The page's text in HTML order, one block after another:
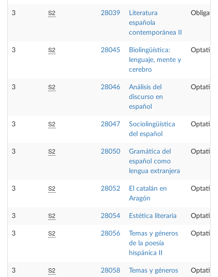
3 S2 28039
Literatura
española
contemporánea II
3 S2 28045
Biolingüística:
lenguaje, mente y
cerebro
Optativa
3 S2 28046
Análisis del
discurso en
español
Optativa
3 S2 28047
Sociolingüística
del español
Optativa
3 S2 28050
Gramática del
español como
lengua extranjera
Optativa
3 S2 28052
El catalán en
Aragón
Optativa
3 S2 28054 Estética literaria Optativa
3 S2 28056
Temas y géneros
de la poesía
hispánica II
Optativa
3 S2 28058 Temas y géneros Optativa